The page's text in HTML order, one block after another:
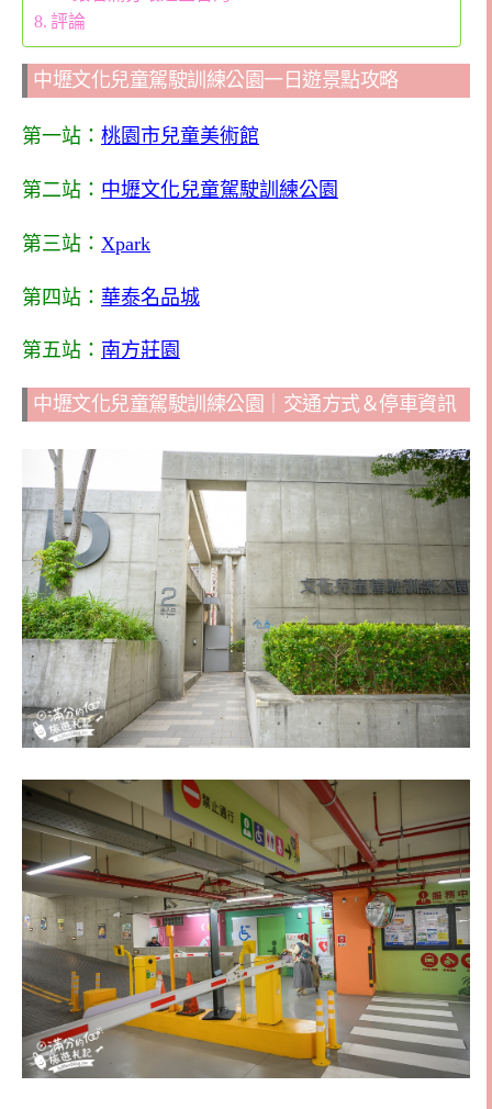
評論
中壢文化兒童駕駛訓練公園一日遊景點攻略
第一站： 桃園市兒童美術館
第二站： 中壢文化兒童駕駛訓練公園
第三站： Xpark
第四站： 華泰名品城
第五站： 南方莊園
中壢文化兒童駕駛訓練公園｜交通方式＆停車資訊